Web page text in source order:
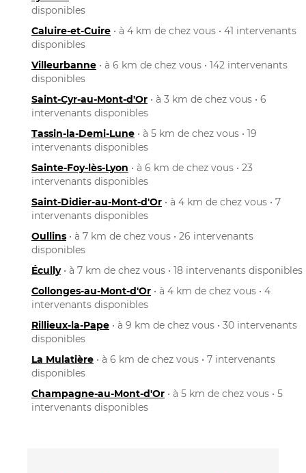
disponibles
Caluire-et-Cuire • à 4 km de chez vous • 41 intervenants
disponibles
Villeurbanne • à 6 km de chez vous • 142 intervenants
disponibles
Saint-Cyr-au-Mont-d'Or • à 3 km de chez vous • 6
intervenants disponibles
Tassin-la-Demi-Lune • à 5 km de chez vous • 19
intervenants disponibles
Sainte-Foy-lès-Lyon • à 6 km de chez vous • 23
intervenants disponibles
Saint-Didier-au-Mont-d'Or • à 4 km de chez vous • 7
intervenants disponibles
Oullins • à 7 km de chez vous • 26 intervenants
disponibles
Écully• à 7 km de chez vous • 18 intervenants disponibles
Collonges-au-Mont-d'Or • à 4 km de chez vous • 4
intervenants disponibles
Rillieux-la-Pape • à 9 km de chez vous • 30 intervenants
disponibles
La Mulatière • à 6 km de chez vous • 7 intervenants
disponibles
Champagne-au-Mont-d'Or • à 5 km de chez vous • 5
intervenants disponibles